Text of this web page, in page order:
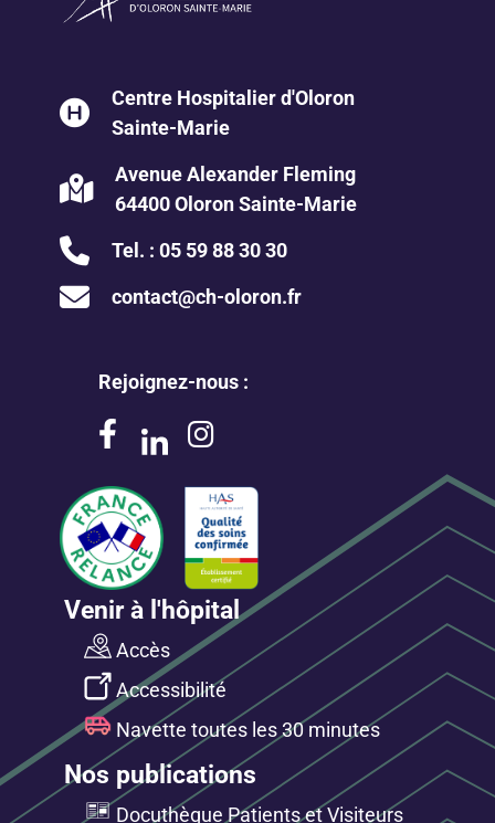
Centre Hospitalier d'Oloron
Sainte-Marie
Avenue Alexander Fleming
64400 Oloron Sainte-Marie
Tel. : 05 59 88 30 30
contact@ch-oloron.fr
Rejoignez-nous :
Venir à l'hôpital
Accès
Accessibilité
Navette toutes les 30 minutes
Nos publications
Docuthèque Patients et Visiteurs